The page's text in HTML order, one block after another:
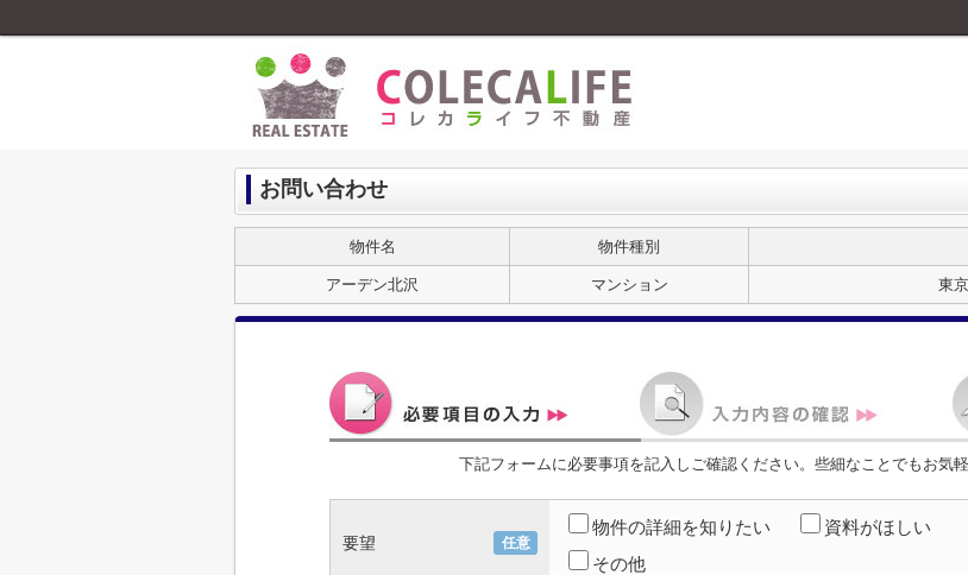
お問い合わせ
物件名 物件種別
アーデン北沢 マンション 東
下記フォームに必要事項を記入しご確認ください。些細なことでもお気
要望 任意
物件の詳細を知りたい 資料がほしい
その他